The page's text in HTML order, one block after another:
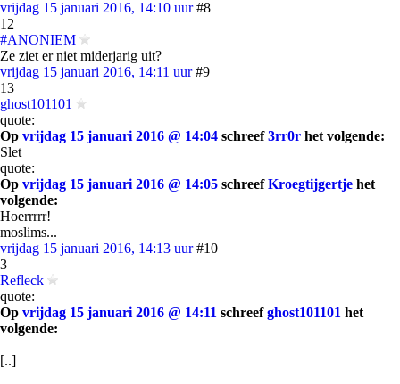
vrijdag 15 januari 2016, 14:10 uur #8
12
#ANONIEM
Ze ziet er niet miderjarig uit?
vrijdag 15 januari 2016, 14:11 uur #9
13
ghost101101
quote:
Op vrijdag 15 januari 2016 @ 14:04 schreef3rr0r het volgende:
Slet
quote:
Op vrijdag 15 januari 2016 @ 14:05 schreefKroegtijgertje het
volgende:
Hoerrrrr!
moslims...
vrijdag 15 januari 2016, 14:13 uur #10
3
Refleck
quote:
Op vrijdag 15 januari 2016 @ 14:11 schreefghost101101 het
volgende:
[..]